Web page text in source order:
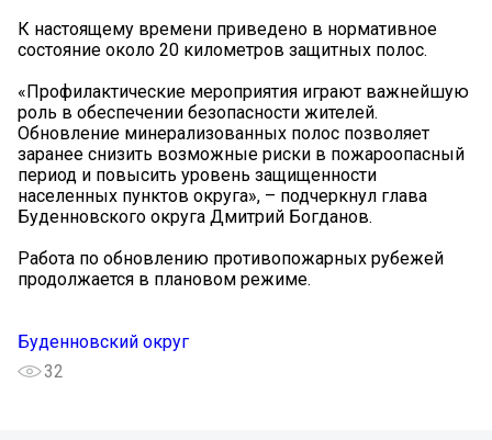
К настоящему времени приведено в нормативное
состояние около 20 километров защитных полос.
«Профилактические мероприятия играют важнейшую
роль в обеспечении безопасности жителей.
Обновление минерализованных полос позволяет
заранее снизить возможные риски в пожароопасный
период и повысить уровень защищенности
населенных пунктов округа», – подчеркнул глава
Буденновского округа Дмитрий Богданов.
Работа по обновлению противопожарных рубежей
продолжается в плановом режиме.
Буденновский округ
32